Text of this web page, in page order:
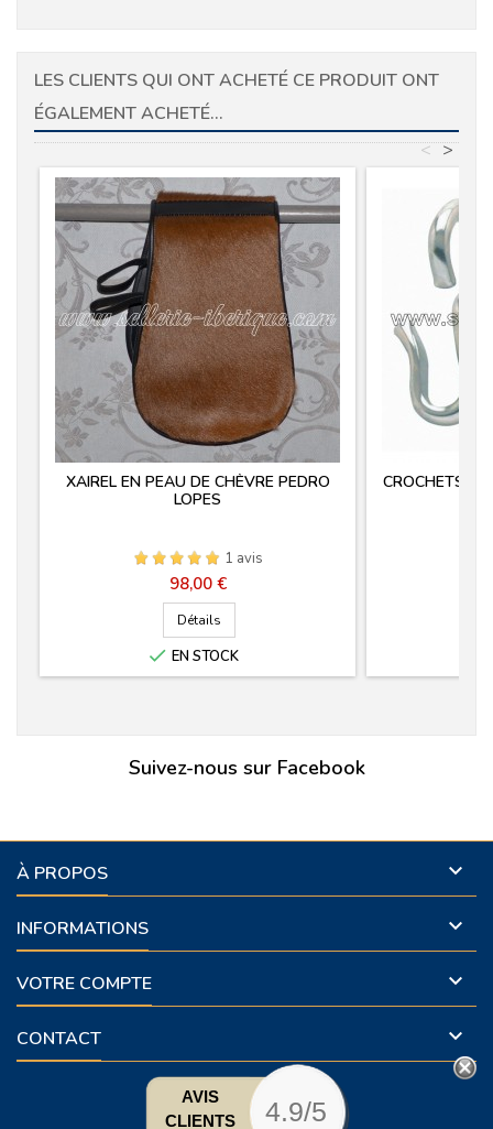
LES CLIENTS QUI ONT ACHETÉ CE PRODUIT ONT
ÉGALEMENT ACHETÉ...
>
<
XAIREL EN PEAU DE CHÈVRE PEDRO
LOPES
1 avis
Prix
98,00 €
Détails
 EN STOCK
CROCHETS
Suivez-nous sur Facebook
À PROPOS 
INFORMATIONS 
VOTRE COMPTE 
CONTACT 
AVIS
CLIENTS
4.9/5